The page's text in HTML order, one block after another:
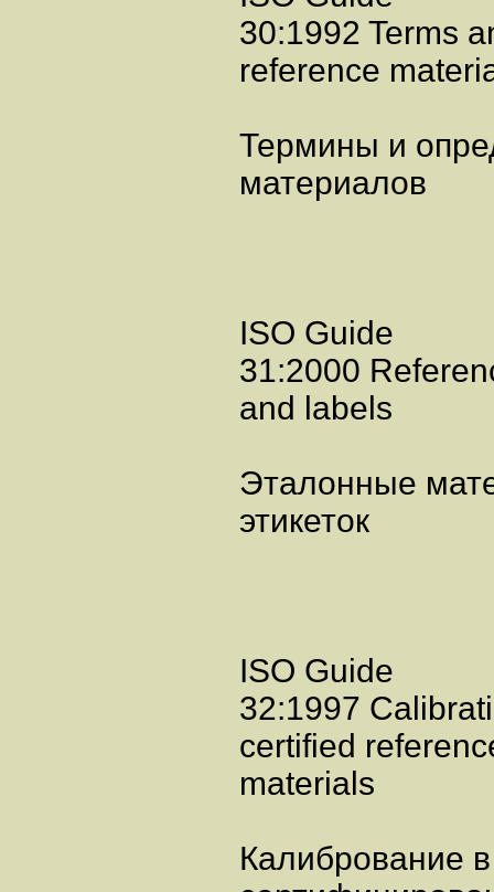
30:1992 Terms
reference
Термины и
материалов
ISO Guide
31:2000
and labels
Эталонные
этикеток
ISO Guide
32:1997
certified
materials
Калибрование